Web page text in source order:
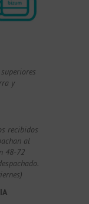
y
recibidos
al
48-72